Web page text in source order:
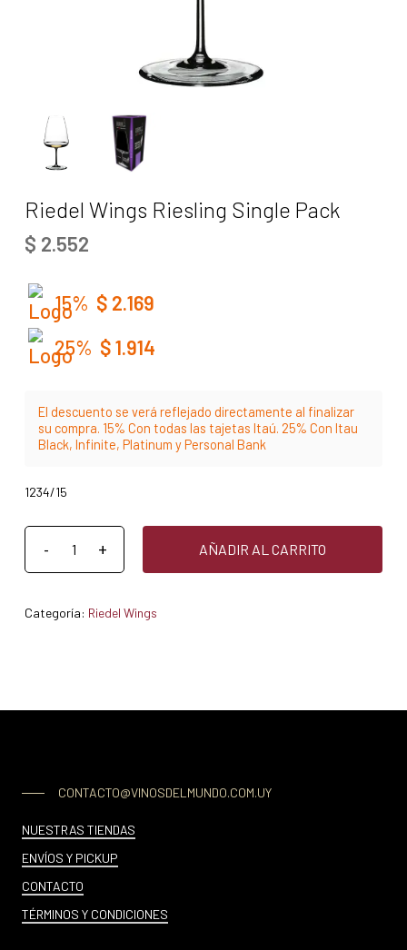
Riedel Wings Riesling Single Pack
$ 2.552
15% $ 2.169
25% $1.914
El descuento se verá reflejado directamente al finalizar
su compra. 15% Con todas las tajetas Itaú. 25% Con Itau
Black, Infinite, Platinum y Personal Bank
1234/15
AÑADIR AL CARRITO
Categoría: Riedel Wings
CONTACTO@VINOSDELMUNDO.COM.UY
NUESTRAS TIENDAS
ENVÍOS Y PICKUP
CONTACTO
TÉRMINOS Y CONDICIONES